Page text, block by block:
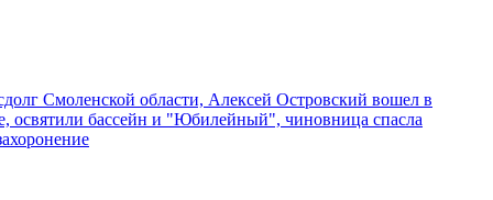
Смоленской области, Алексей Островский вошел в
освятили бассейн и "Юбилейный", чиновница спасла